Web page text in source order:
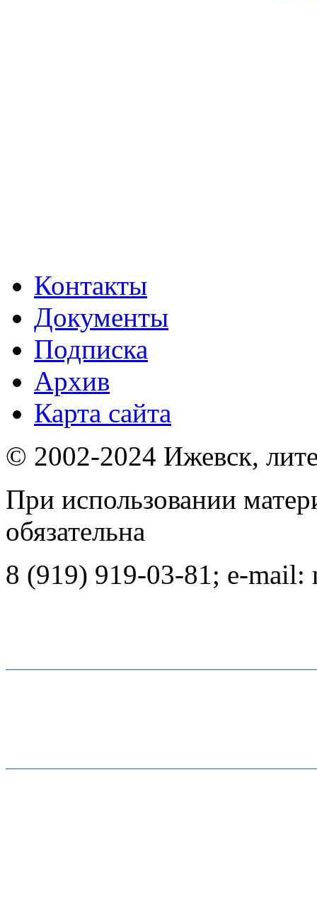
Контакты
Документы
Подписка
Архив
Карта сайта
© 2002-2024 Ижевск,
При использовании
обязательна
8 (919) 919-03-81; e-mail: